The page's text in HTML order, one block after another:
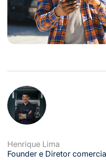
Henrique Lima
Founder e Diretor